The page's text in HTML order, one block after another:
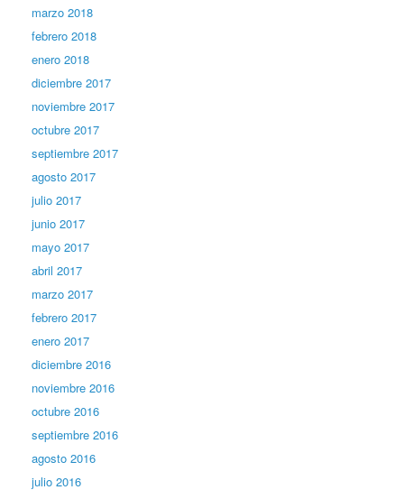
marzo 2018
febrero 2018
enero 2018
diciembre 2017
noviembre 2017
octubre 2017
septiembre 2017
agosto 2017
julio 2017
junio 2017
mayo 2017
abril 2017
marzo 2017
febrero 2017
enero 2017
diciembre 2016
noviembre 2016
octubre 2016
septiembre 2016
agosto 2016
julio 2016